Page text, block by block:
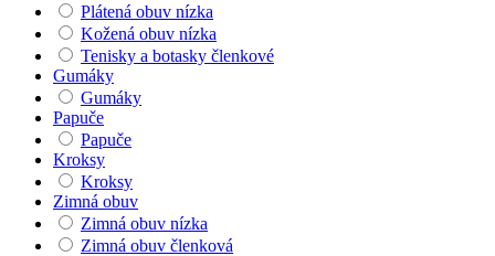
Plátená obuv nízka
Kožená obuv nízka
Tenisky a botasky členkové
Gumáky
Gumáky
Papuče
Papuče
Kroksy
Kroksy
Zimná obuv
Zimná obuv nízka
Zimná obuv členková